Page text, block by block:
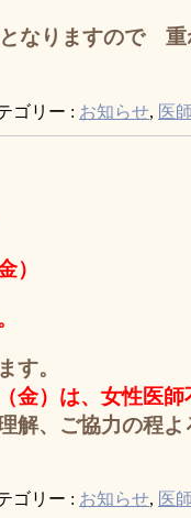
となりますので 重
ゴリー : お知らせ, 医
）
す。
金） は、 女性医師
解、ご協力の程
ゴリー : お知らせ, 医